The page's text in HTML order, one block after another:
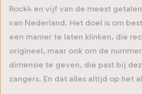
Rock4 en vijf van de meest
van Nederland. Het doel is om
een manier te laten klinken, die
origineel, maar ook om de
dimensie te geven, die past bij
zangers. En dat alles altijd op het